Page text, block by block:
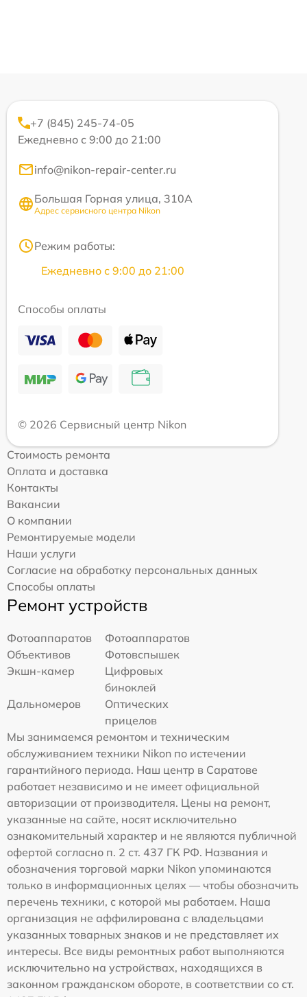
+7 (845) 245-74-05
Ежедневно с 9:00 до 21:00
info@nikon-repair-center.ru
Большая Горная улица, 310А
Адрес сервисного центра Nikon
Режим работы:
Ежедневно с 9:00 до 21:00
Способы оплаты
© 2026 Сервисный центр Nikon
Стоимость ремонта
Оплата и доставка
Контакты
Вакансии
О компании
Ремонтируемые модели
Наши услуги
Согласие на обработку персональных данных
Способы оплаты
Ремонт устройств
Фотоаппаратов
Фотоаппаратов
Объективов
Фотовспышек
Экшн-камер
Цифровых
биноклей
Дальномеров
Оптических
прицелов
Мы занимаемся ремонтом и техническим
обслуживанием техники Nikon по истечении
гарантийного периода. Наш центр в Саратове
работает независимо и не имеет официальной
авторизации от производителя. Цены на ремонт,
указанные на сайте, носят исключительно
ознакомительный характер и не являются публичной
офертой согласно п. 2 ст. 437 ГК РФ. Названия и
обозначения торговой марки Nikon упоминаются
только в информационных целях — чтобы обозначить
перечень техники, с которой мы работаем. Наша
организация не аффилирована с владельцами
указанных товарных знаков и не представляет их
интересы. Все виды ремонтных работ выполняются
исключительно на устройствах, находящихся в
законном гражданском обороте, в соответствии со ст.